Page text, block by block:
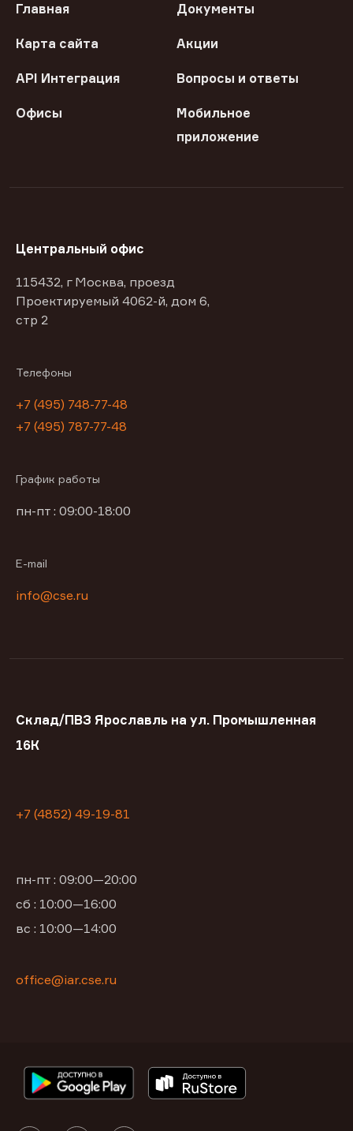
Главная Документы
Карта сайта Акции
API Интеграция Вопросы и ответы
Офисы
Мобильное
приложение
Центральный офис
115432, г Москва, проезд
Проектируемый 4062-й, дом 6,
стр 2
Телефоны
+7 (495) 748-77-48
+7 (495) 787-77-48
График работы
пн-пт : 09:00-18:00
E-mail
info@cse.ru
Склад/ПВЗ Ярославль на ул. Промышленная
16К
+7 (4852) 49-19-81
пн-пт : 09:00—20:00
сб : 10:00—16:00
вс : 10:00—14:00
office@iar.cse.ru